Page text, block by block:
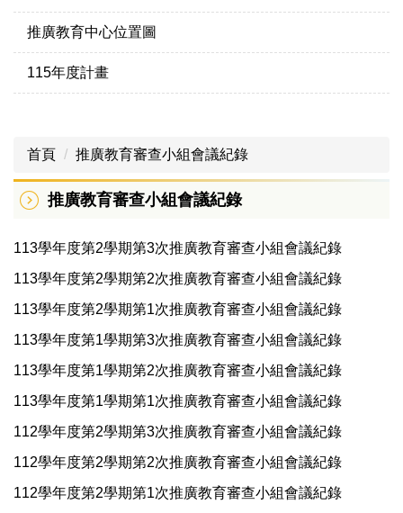
推廣教育中心位置圖
115年度計畫
首頁 推廣教育審查小組會議紀錄
推廣教育審查小組會議紀錄
113學年度第2學期第3次推廣教育審查小組會議紀錄
113學年度第2學期第2次推廣教育審查小組會議紀錄
113學年度第2學期第1次推廣教育審查小組會議紀錄
113學年度第1學期第3次推廣教育審查小組會議紀錄
113學年度第1學期第2次推廣教育審查小組會議紀錄
113學年度第1學期第1次推廣教育審查小組會議紀錄
112學年度第2學期第3次推廣教育審查小組會議紀錄
112學年度第2學期第2次推廣教育審查小組會議紀錄
112學年度第2學期第1次推廣教育審查小組會議紀錄